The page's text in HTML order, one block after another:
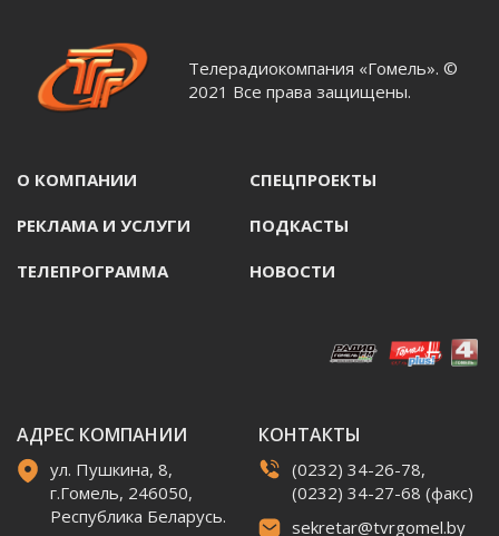
Телерадиокомпания «Гомель». ©
2021 Все права защищены.
О КОМПАНИИ СПЕЦПРОЕКТЫ
РЕКЛАМА И УСЛУГИ ПОДКАСТЫ
ТЕЛЕПРОГРАММА НОВОСТИ
АДРЕС КОМПАНИИ
ул. Пушкина, 8,
г.Гомель, 246050,
Республика Беларусь.
КОНТАКТЫ
(0232) 34-26-78,
(0232) 34-27-68 (факс)
sekretar@tvrgomel.by